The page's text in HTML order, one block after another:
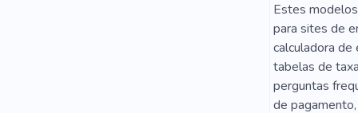
Estes
para sites de
calculadora
tabelas de
perguntas
de